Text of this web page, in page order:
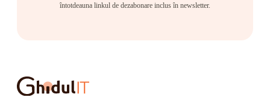
întotdeauna linkul de dezabonare inclus în newsletter.